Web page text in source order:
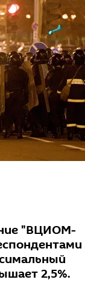
"ВЦИОМ-
2,5%.